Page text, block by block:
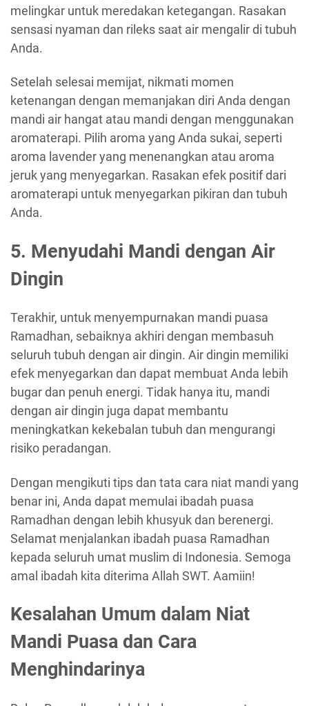
melingkar untuk meredakan ketegangan. Rasakan
sensasi nyaman dan rileks saat air mengalir di tubuh
Anda.
Setelah selesai memijat, nikmati momen
ketenangan dengan memanjakan diri Anda dengan
mandi air hangat atau mandi dengan menggunakan
aromaterapi. Pilih aroma yang Anda sukai, seperti
aroma lavender yang menenangkan atau aroma
jeruk yang menyegarkan. Rasakan efek positif dari
aromaterapi untuk menyegarkan pikiran dan tubuh
Anda.
5. Menyudahi Mandi dengan Air
Dingin
Terakhir, untuk menyempurnakan mandi puasa
Ramadhan, sebaiknya akhiri dengan membasuh
seluruh tubuh dengan air dingin. Air dingin memiliki
efek menyegarkan dan dapat membuat Anda lebih
bugar dan penuh energi. Tidak hanya itu, mandi
dengan air dingin juga dapat membantu
meningkatkan kekebalan tubuh dan mengurangi
risiko peradangan.
Dengan mengikuti tips dan tata cara niat mandi yang
benar ini, Anda dapat memulai ibadah puasa
Ramadhan dengan lebih khusyuk dan berenergi.
Selamat menjalankan ibadah puasa Ramadhan
kepada seluruh umat muslim di Indonesia. Semoga
amal ibadah kita diterima Allah SWT. Aamiin!
Kesalahan Umum dalam Niat
Mandi Puasa dan Cara
Menghindarinya